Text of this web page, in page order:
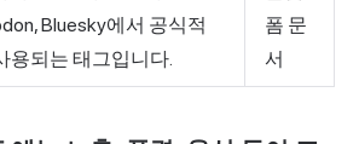
Bluesky에서 공식적
용되는 태그입니다.
폼 문
서